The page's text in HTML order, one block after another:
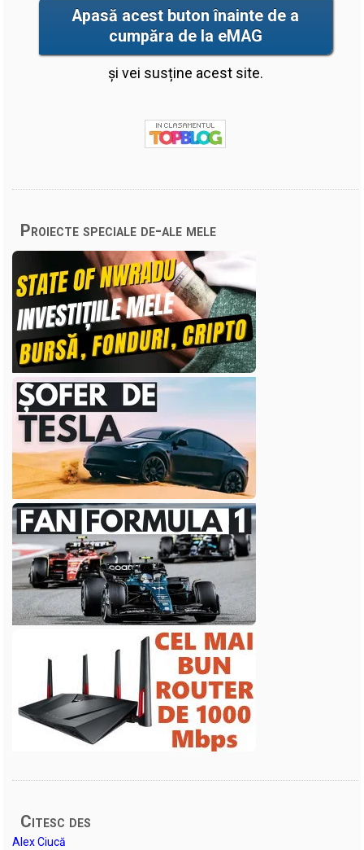
Apasă acest buton înainte de a
cumpăra de la eMAG
și vei susține acest site.
Proiecte speciale de-ale mele
Citesc des
Alex Ciucă